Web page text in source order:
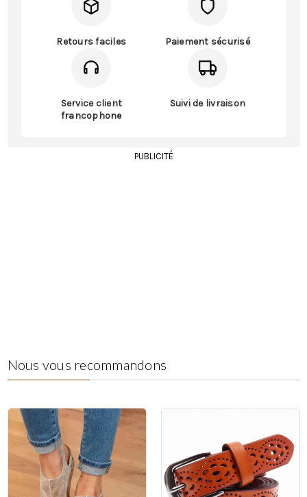
Retours faciles Paiement sécurisé
Service client
francophone
Suivi de livraison
PUBLICITÉ
Nous vous recommandons